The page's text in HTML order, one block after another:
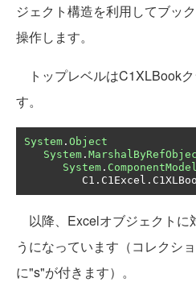
ジェクト構造を利用してブッ
操作します。
トップレベルはC1XLBook
す。
System . Object
System .
System . ComponentModel
         C1
. C1Excel .
以降、Excelオブジェクトに
うになっています（コレクシ
に"s"が付きます）。